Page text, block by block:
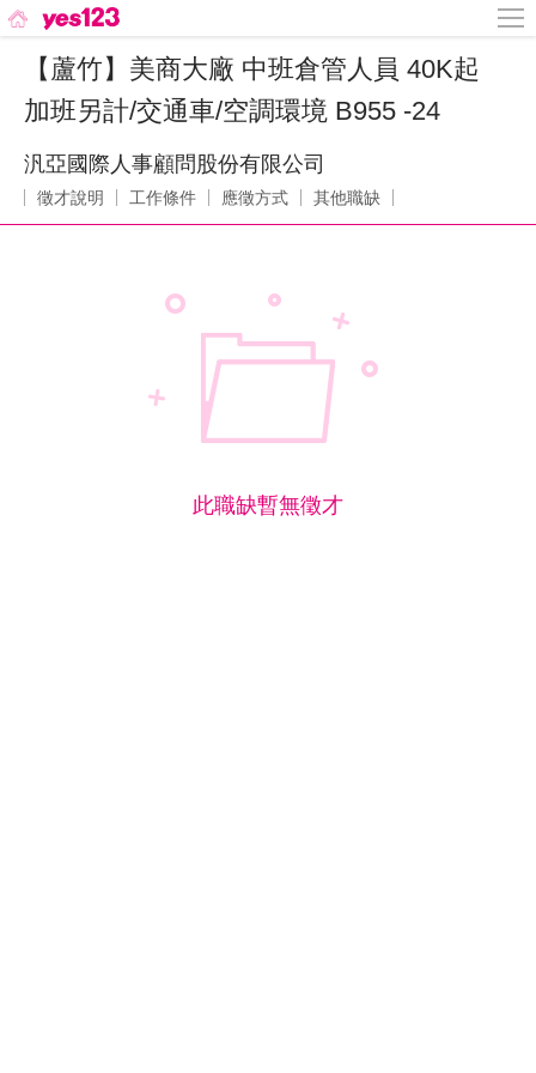
【蘆竹】美商大廠 中班倉管人員 40K起
加班另計/交通車/空調環境 B955 -24
汎亞國際人事顧問股份有限公司
徵才說明 工作條件 應徵方式 其他職缺
此職缺暫無徵才